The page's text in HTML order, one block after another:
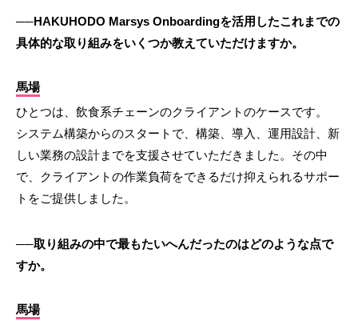
──HAKUHODO Marsys Onboardingを活用したこれまでの
具体的な取り組みをいくつか教えていただけますか。
馬場
ひとつは、飲食系チェーンのクライアントのケースです。
システム構築からのスタートで、構築、導入、運用設計、新
しい業務の設計までを支援させていただきました。その中
で、クライアントの作業負荷をできるだけ抑えられるサポー
トをご提供しました。
──取り組みの中で最もたいへんだったのはどのような点で
すか。
馬場